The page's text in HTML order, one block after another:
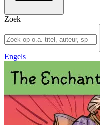
Zoek
Engels